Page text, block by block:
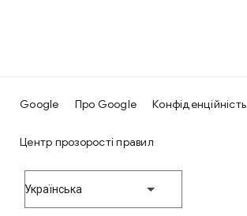
Google Про Google Конфіденційність
Центр прозорості правил
Українська